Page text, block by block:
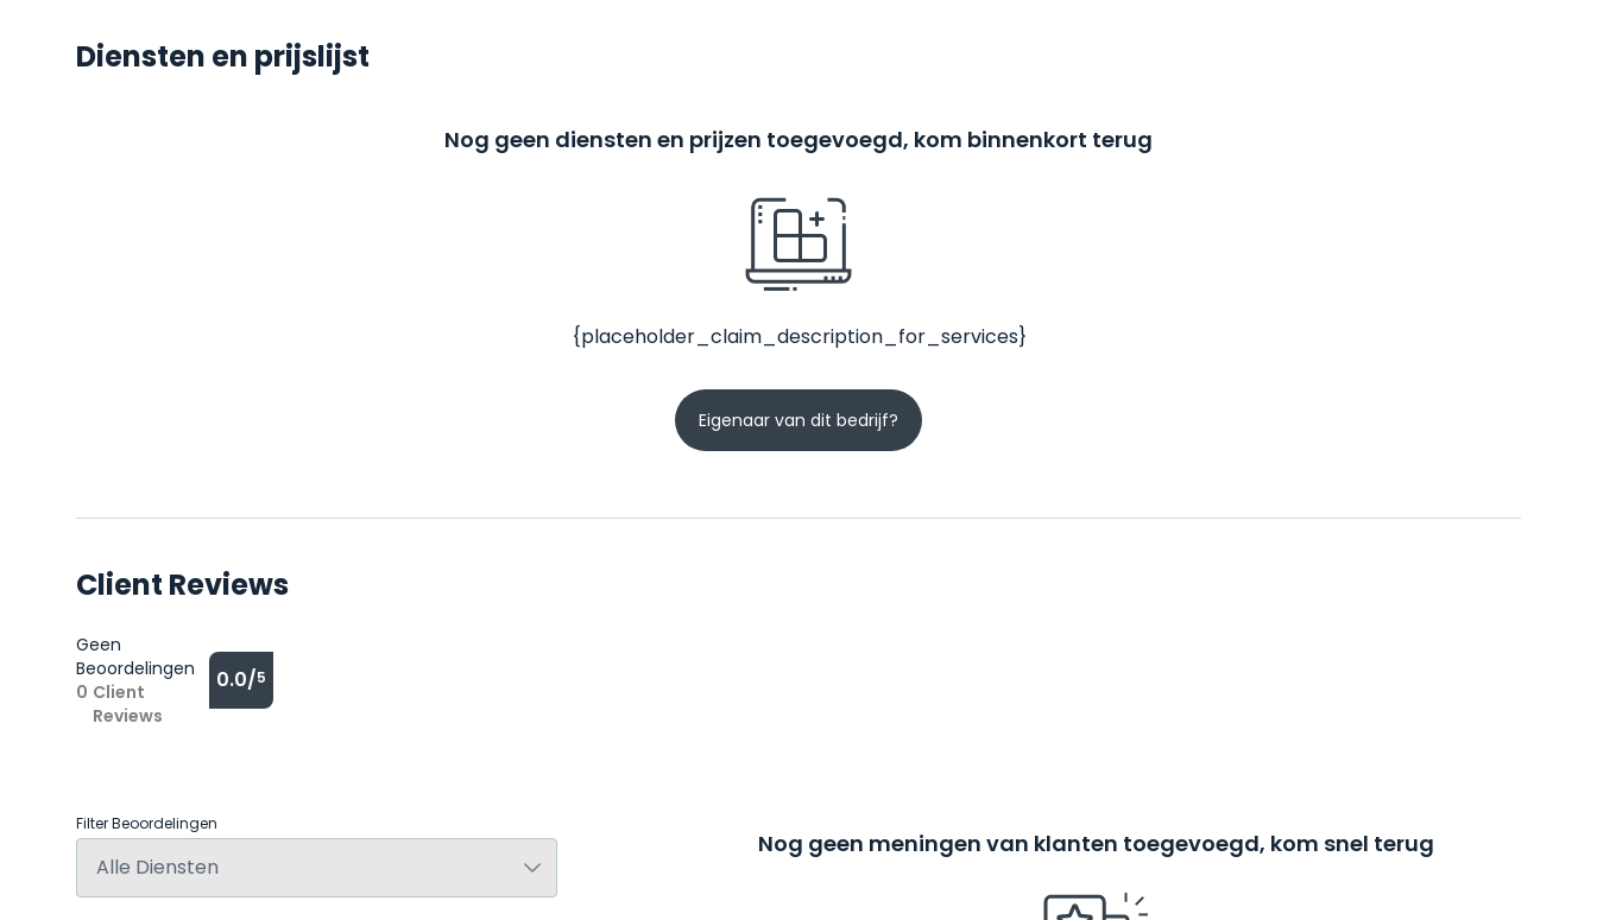
Diensten en prijslijst
Nog geen diensten en prijzen toegevoegd, kom binnenkort terug
{placeholder_claim_description_for_services}
Eigenaar van dit bedrijf?
Client Reviews
Geen
Beoordelingen
0 Client
Reviews
0.0/5
Filter Beoordelingen
Nog geen meningen van klanten toegevoegd, kom snel terug